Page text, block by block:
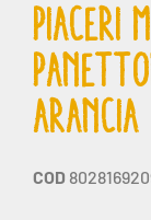
PIACERI
ARANCIA
COD